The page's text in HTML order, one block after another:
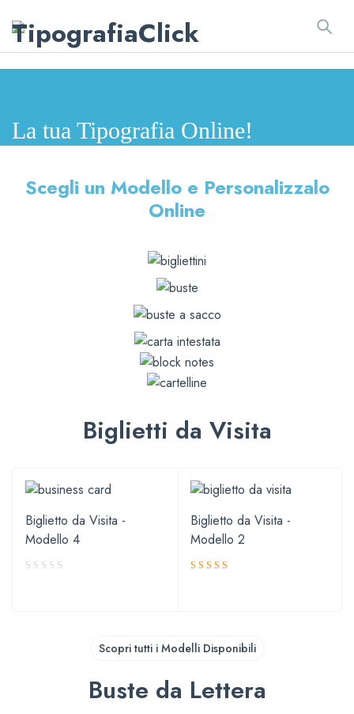
La tua Tipografia Online!
Scegli un Modello e Personalizzalo
Online
Biglietti da Visita
Biglietto da Visita -
Modello 4
Biglietto da Visita -
Modello 2
Scopri tutti i Modelli Disponibili
Buste da Lettera